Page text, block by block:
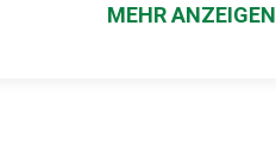
ist. Mit festem
MEHR ANZEIGEN